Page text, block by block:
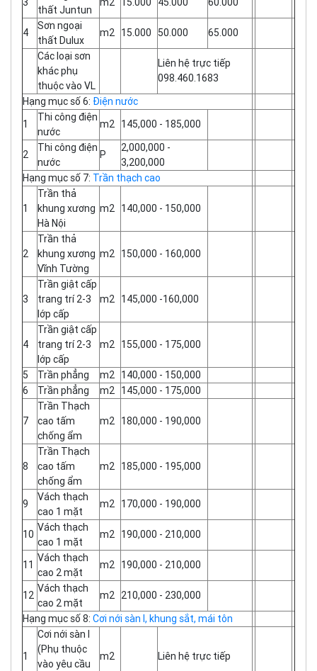
thất Juntun
4
Sơn ngoại
thất Dulux
m2 15.000 50.000
65.000
Các loại sơn
khác phụ
thuộc vào VL
Liên hệ trực tiếp
098.460.1683
Hạng mục số 6: Điện nước
1
Thi công điện
nước
m2 145,000 - 185,000
2
Thi công điện
nước
P
2,000,000 -
3,200,000
Hạng mục số 7: Trần thạch cao
1
Trần thả
khung xương
Hà Nội
m2 140,000 - 150,000
2
Trần thả
khung xương
Vĩnh Tường
m2 150,000 - 160,000
3
Trần giật cấp
trang trí 2-3
lớp cấp
m2 145,000 -160,000
4
Trần giật cấp
trang trí 2-3
lớp cấp
m2 155,000 - 175,000
5 Trần phẳng m2 140,000 - 150,000
6
Trần phẳng m2 145,000 - 175,000
7
Trần Thạch
cao tấm
chống ẩm
m2 180,000 - 190,000
8
Trần Thạch
cao tấm
chống ẩm
m2 185,000 - 195,000
9
Vách thạch
cao 1 mặt
m2 170,000 - 190,000
10
Vách thạch
cao 1 mặt
m2 190,000 - 210,000
11
Vách thạch
cao 2 mặt
m2 190,000 - 210,000
12
Vách thạch
cao 2 mặt
m2 210,000 - 230,000
Hạng mục số 8: Cơi nới sàn I, khung sắt, mái tôn
1
Cơi nới sàn I
(Phụ thuộc
vào yêu cầu
m2 Liên hệ trực tiếp